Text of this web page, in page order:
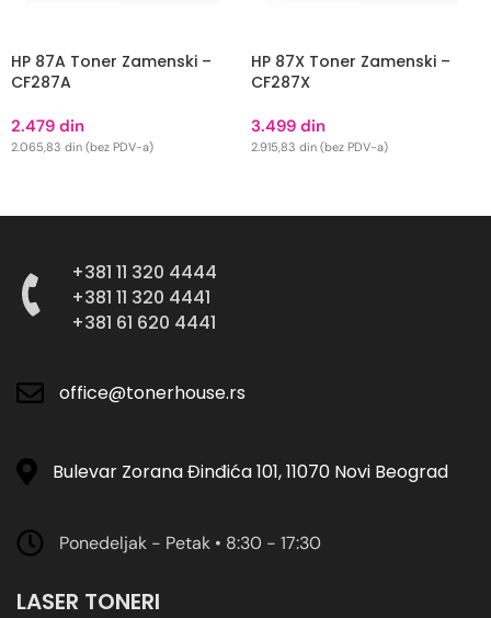
HP 87A Toner Zamenski –
CF287A
2.479 din
2.065,83 din (bez PDV-a)
HP 87X Toner Zamenski –
CF287X
3.499 din
2.915,83 din (bez PDV-a)
+381 11 320 4444
+381 11 320 4441
+381 61 620 4441
office@tonerhouse.rs
Bulevar Zorana Đinđića 101, 11070 Novi Beograd
Ponedeljak - Petak • 8:30 - 17:30
LASER TONERI